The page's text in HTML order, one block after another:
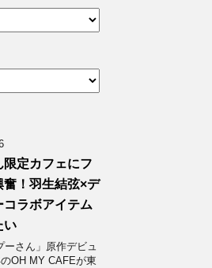
限定カフェにフ
奮！羽生結弦×デ
コラボアイテム
い
ーさん」原作デビュ
OH MY CAFEが東